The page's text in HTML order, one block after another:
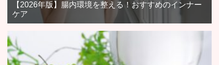
【2026年版】腸内環境を整える！おすすめのインナー
ケア